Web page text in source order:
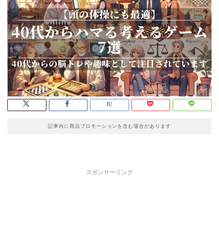
記事内に商品プロモーションを含む場合があります
スポンサーリンク